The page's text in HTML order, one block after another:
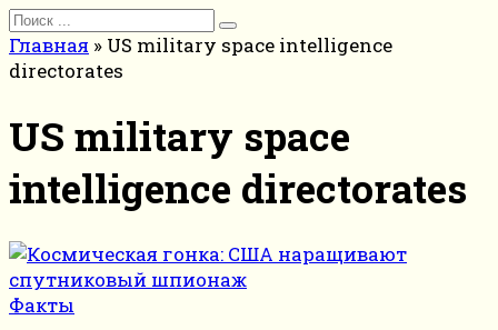
Search
for:
Главная » US military space intelligence
directorates
US military space
intelligence directorates
Факты